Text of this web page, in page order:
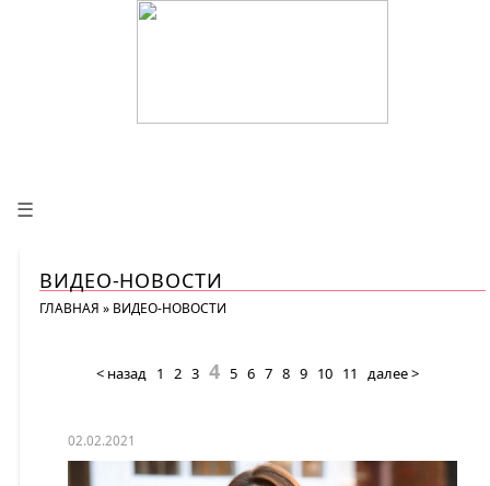
☰
ВИДЕО-НОВОСТИ
ГЛАВНАЯ » ВИДЕО-НОВОСТИ
< назад 1 2 3 4 5 6 7 8 9 10 11 далее >
02.02.2021